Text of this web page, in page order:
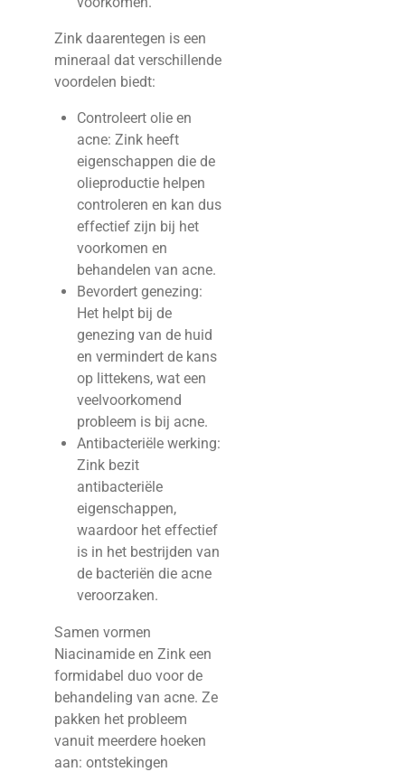
Zink daarentegen is een
mineraal dat verschillende
voordelen biedt:
Controleert olie en
acne: Zink heeft
eigenschappen die de
olieproductie helpen
controleren en kan dus
effectief zijn bij het
voorkomen en
behandelen van acne.
Bevordert genezing:
Het helpt bij de
genezing van de huid
en vermindert de kans
op littekens, wat een
veelvoorkomend
probleem is bij acne.
Antibacteriële werking:
Zink bezit
antibacteriële
eigenschappen,
waardoor het effectief
is in het bestrijden van
de bacteriën die acne
veroorzaken.
Samen vormen
Niacinamide en Zink een
formidabel duo voor de
behandeling van acne. Ze
pakken het probleem
vanuit meerdere hoeken
aan: ontstekingen